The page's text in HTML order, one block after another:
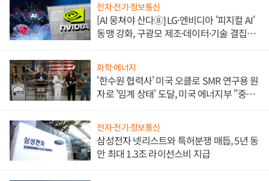
전자·전기·정보통신
[AI 뭉쳐야 산다⑧] LG·엔비디아 '피지컬 AI'
동맹 강화, 구광모 제조·데이터·기술 결집
화학·에너지
'한수원 협력사' 미국 오클로 SMR 연구용 원
자로 '임계 상태' 도달, 미국 에너지부 "중요
전자·전기·정보통신
삼성전자 넷리스트와 특허분쟁 매듭, 5년 동
안 최대 1.3조 라이선스비 지급